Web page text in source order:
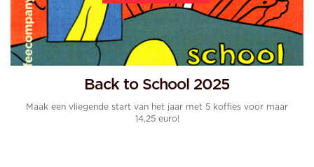
Back to School 2025
Maak een vliegende start van het jaar met 5 koffies voor maar
14,25 euro!